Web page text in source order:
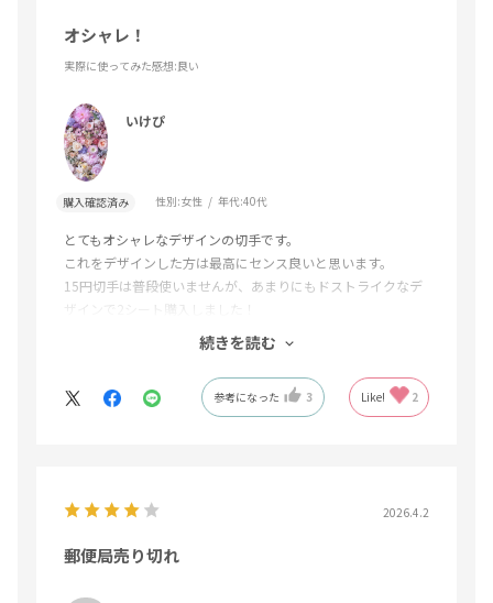
オシャレ！
実際に使ってみた感想:良い
いけぴ
購入確認済み 性別:女性 年代:40代
とてもオシャレなデザインの切手です。
これをデザインした方は最高にセンス良いと思います。
15円切手は普段使いませんが、あまりにもドストライクなデ
ザインで2シート購入しました！
もっと買っても良かったかも、と思うくらい好きなデザイン
続きを読む
参考になった 3 Like! 2
2026.4.2
郵便局売り切れ